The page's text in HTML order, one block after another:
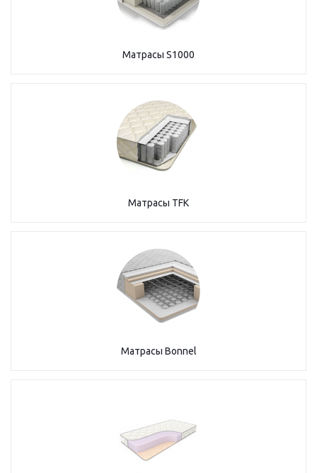
Матрасы S1000
Матрасы TFK
Матрасы Bonnel